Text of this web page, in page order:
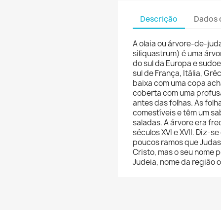
Descrição
A olaia ou árvore-de-
siliquastrum) é uma
do sul da Europa e
sul de França, Itália,
baixa com uma copa
coberta com uma
antes das folhas. As
comestíveis e têm um
saladas. A árvore era
séculos XVI e XVII. Diz-
poucos ramos que
Cristo, mas o seu nome
Judeia, nome da região